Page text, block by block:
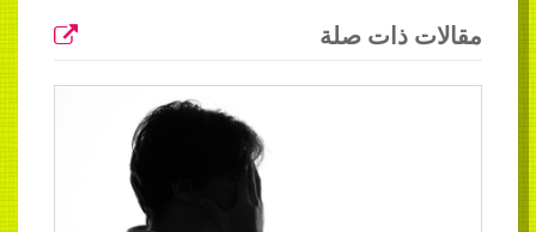
مقالات ذات صلة